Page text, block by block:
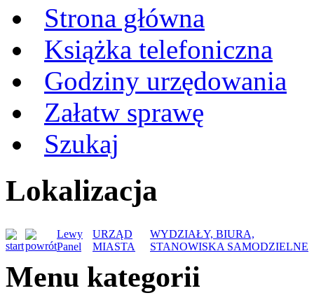
Strona główna
Książka telefoniczna
Godziny urzędowania
Załatw sprawę
Szukaj
Lokalizacja
Lewy
Panel
URZĄD
MIASTA
WYDZIAŁY, BIURA,
STANOWISKA SAMODZIELNE
Menu kategorii